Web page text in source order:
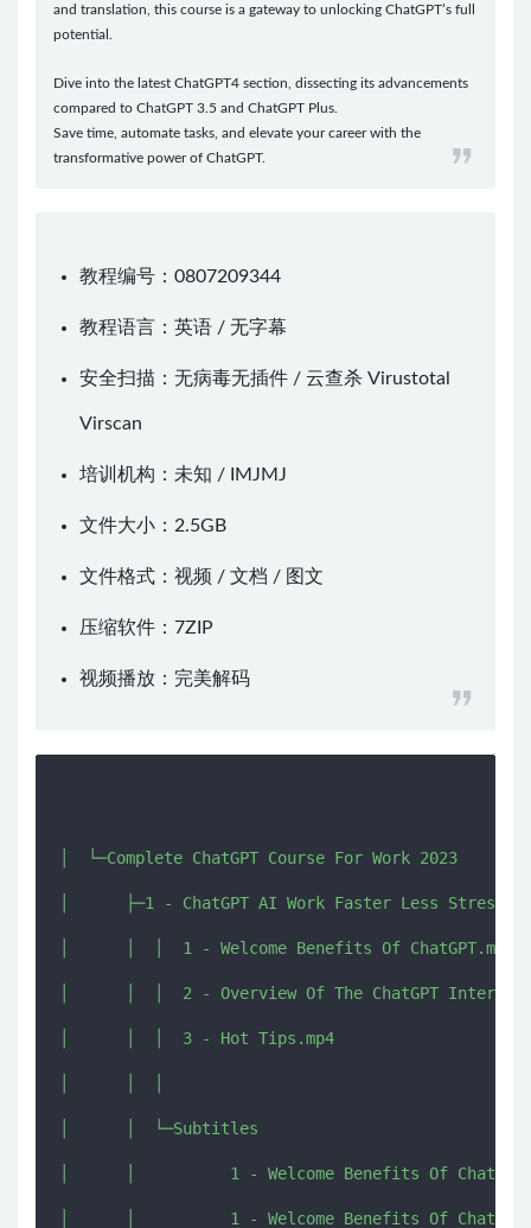
and translation, this course is a gateway to unlocking ChatGPT’s full
potential.
Dive into the latest ChatGPT4 section, dissecting its advancements
compared to ChatGPT 3.5 and ChatGPT Plus.
Save time, automate tasks, and elevate your career with the
transformative power of ChatGPT.
教程编号：0807209344
教程语言：英语 / 无字幕
安全扫描：无病毒无插件 / 云查杀 Virustotal
Virscan
培训机构：未知 / IMJMJ
文件大小：2.5GB
文件格式：视频 / 文档 / 图文
压缩软件： 7ZIP
视频播放： 完美解码